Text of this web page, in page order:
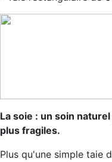
La soie : un soin
plus fragiles.
Plus qu'une simple taie